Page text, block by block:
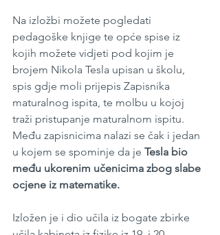
Na izložbi možete pogledati
pedagoške knjige te opće spise iz
kojih možete vidjeti pod kojim je
brojem Nikola Tesla upisan u školu,
spis gdje moli prijepis Zapisnika
maturalnog ispita, te molbu u kojoj
traži pristupanje maturalnom ispitu.
Među zapisnicima nalazi se čak i jedan
u kojem se spominje da je Tesla bio
među ukorenim učenicima zbog slabe
ocjene iz matematike.
Izložen je i dio učila iz bogate zbirke